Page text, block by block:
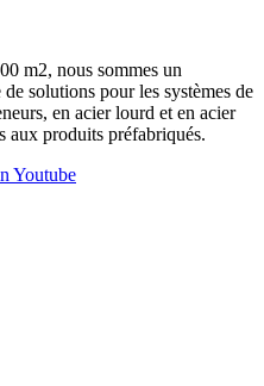
m2, nous sommes un
solutions pour les systèmes de
en acier lourd et en acier
aux produits préfabriqués.
Youtube